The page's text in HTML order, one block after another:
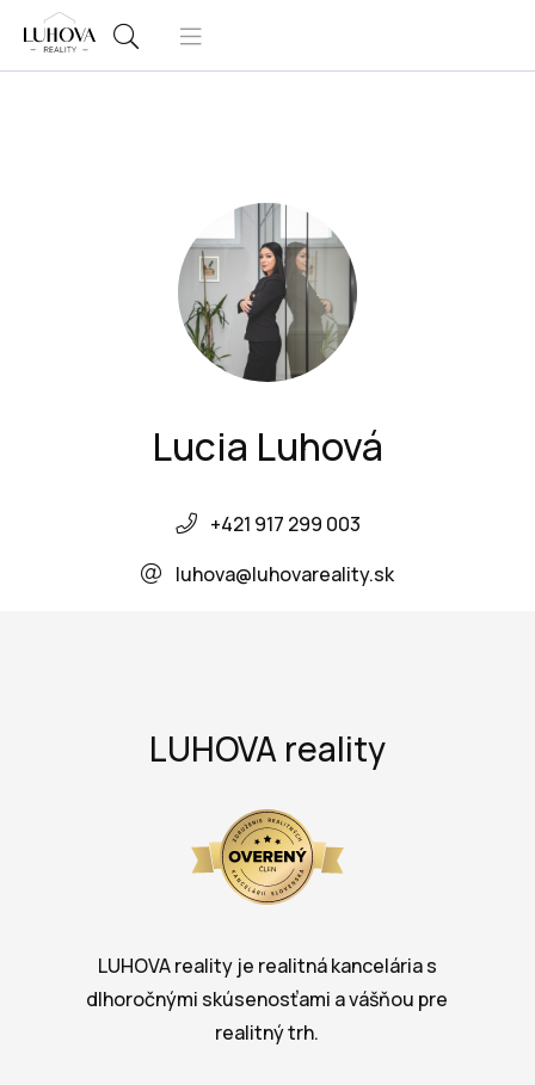
Lucia Luhová
+421 917 299 003
luhova@luhovareality.sk
LUHOVA reality
LUHOVA reality je realitná kancelária s
dlhoročnými skúsenosťami a vášňou pre
realitný trh.